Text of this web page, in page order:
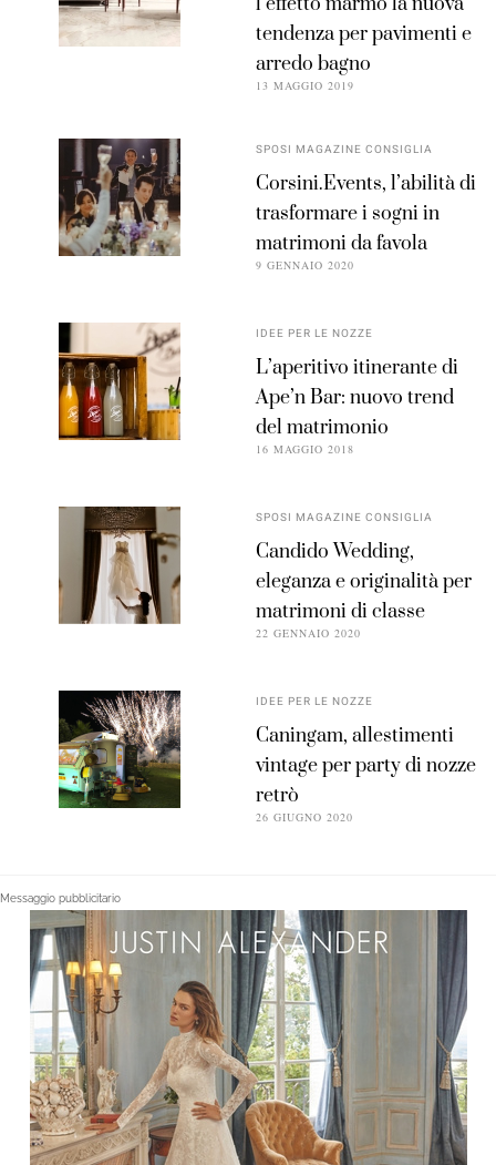
tendenza per pavimenti e
arredo bagno
13 MAGGIO 2019
SPOSI MAGAZINE CONSIGLIA
Corsini.Events, l’abilità di
trasformare i sogni in
matrimoni da favola
9 GENNAIO 2020
IDEE PER LE NOZZE
L’aperitivo itinerante di
Ape’n Bar: nuovo trend
del matrimonio
16 MAGGIO 2018
SPOSI MAGAZINE CONSIGLIA
Candido Wedding,
eleganza e originalità per
matrimoni di classe
22 GENNAIO 2020
IDEE PER LE NOZZE
Caningam, allestimenti
vintage per party di nozze
retrò
26 GIUGNO 2020
Messaggio pubblicitario